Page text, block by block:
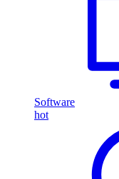
Software
hot